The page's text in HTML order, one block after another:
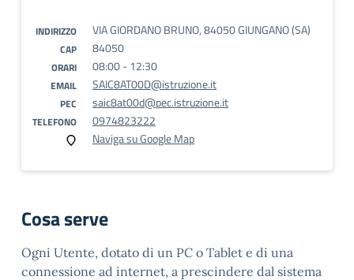
INDIRIZZO VIA GIORDANO BRUNO, 84050 GIUNGANO (SA)
CAP 84050
ORARI 08:00 - 12:30
EMAIL SAIC8AT00D@istruzione.it
PEC saic8at00d@pec.istruzione.it
TELEFONO
0974823222
Naviga su Google Map
Cosa serve
Ogni Utente, dotato di un PC o Tablet e di una
connessione ad internet, a prescindere dal sistema